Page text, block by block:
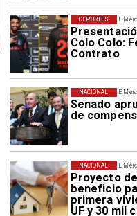
El
Colo Colo:
Contrato
DEPORTES
El
Senado
de
NACIONAL
El
Proyecto
beneficio
primera
UF y 30 mil
NACIONAL